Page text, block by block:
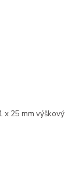
x 25 mm výškový